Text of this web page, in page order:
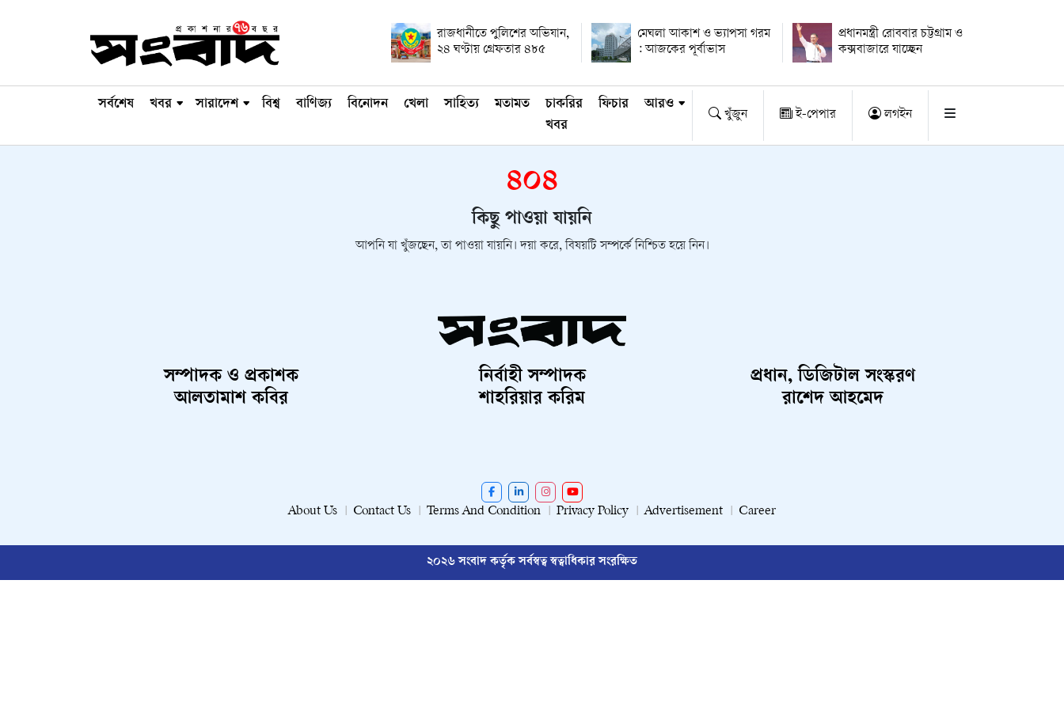
রাজধানীতে পুলিশের অভিযান,
২৪ ঘণ্টায় গ্রেফতার ৪৮৫
মেঘলা আকাশ ও ভ্যাপসা গরম
: আজকের পূর্বাভাস
প্রধানমন্ত্রী রোববার চট্টগ্রাম ও
কক্সবাজারে যাচ্ছেন
সর্বশেষ খবর সারাদেশ বিশ্ব বাণিজ্য বিনোদন খেলা সাহিত্য মতামত
চাকরির
খবর
ফিচার আরও
খুঁজুন ই-পেপার লগইন
৪০৪
কিছু পাওয়া যায়নি
আপনি যা খুঁজছেন, তা পাওয়া যায়নি। দয়া করে, বিষয়টি সম্পর্কে নিশ্চিত হয়ে নিন।
সম্পাদক ও প্রকাশক
আলতামাশ কবির
নির্বাহী সম্পাদক
শাহরিয়ার করিম
প্রধান, ডিজিটাল সংস্করণ
রাশেদ আহমেদ
About Us Contact Us Terms And Condition Privacy Policy Advertisement Career
২০২৬ সংবাদ কর্তৃক সর্বস্বত্ব স্বত্বাধিকার সংরক্ষিত